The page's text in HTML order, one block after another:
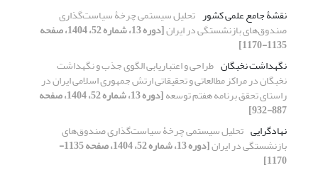
نقشۀ جامع علمی کشور تحلیل سیستمی چرخۀ سیاست‌گذاری
صندوق‌های بازنشستگی در ایران [دوره 13، شماره 52، 1404، صفحه
1135-1170]
نگهداشت نخبگان طراحی و اعتباریابی الگوی جذب و نگهداشت
نخبگان در مراکز مطالعاتی و تحقیقاتی ارتش جمهوری اسلامی ایران در
راستای تحقق برنامه هفتم توسعه [دوره 13، شماره 52، 1404، صفحه
887-932]
نهادگرایی تحلیل سیستمی چرخۀ سیاست‌گذاری صندوق‌های
بازنشستگی در ایران [دوره 13، شماره 52، 1404، صفحه 1135-
1170]